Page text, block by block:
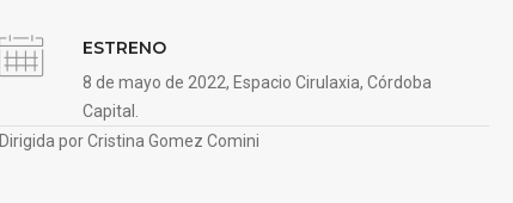
ESTRENO
8 de mayo de 2022, Espacio Cirulaxia, Córdoba
Capital.
Dirigida por Cristina Gomez Comini